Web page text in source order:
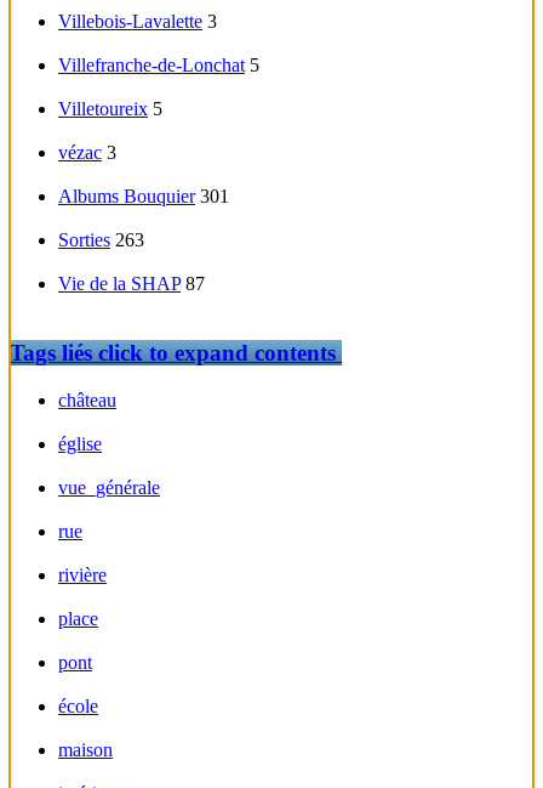
Villebois-Lavalette 3
Villefranche-de-Lonchat 5
Villetoureix 5
vézac 3
Albums Bouquier 301
Sorties 263
Vie de la SHAP 87
Tags liésclick to expand contents
château
église
vue_générale
rue
rivière
place
pont
école
maison